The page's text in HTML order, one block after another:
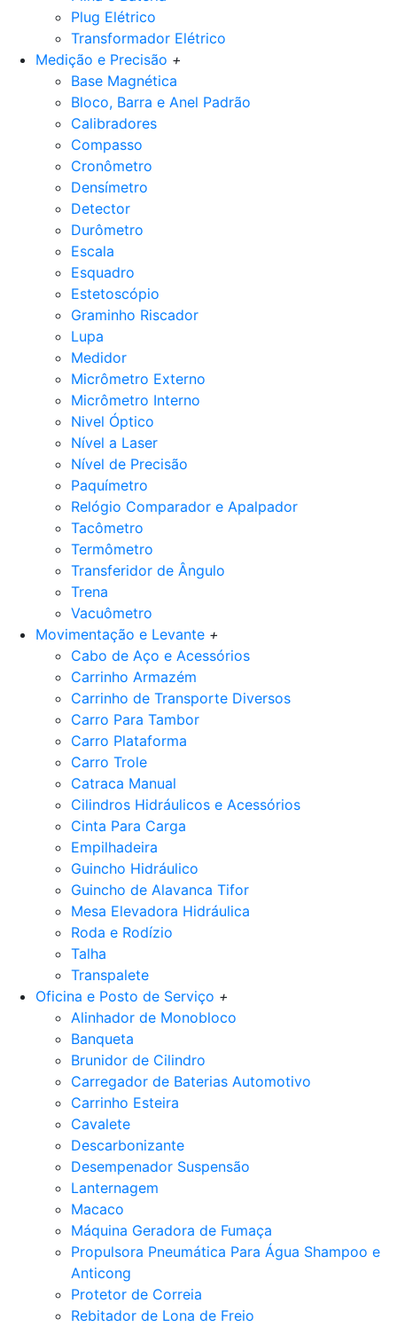
Plug Elétrico
Transformador Elétrico
Medição e Precisão +
Base Magnética
Bloco, Barra e Anel Padrão
Calibradores
Compasso
Cronômetro
Densímetro
Detector
Durômetro
Escala
Esquadro
Estetoscópio
Graminho Riscador
Lupa
Medidor
Micrômetro Externo
Micrômetro Interno
Nivel Óptico
Nível a Laser
Nível de Precisão
Paquímetro
Relógio Comparador e Apalpador
Tacômetro
Termômetro
Transferidor de Ângulo
Trena
Vacuômetro
Movimentação e Levante +
Cabo de Aço e Acessórios
Carrinho Armazém
Carrinho de Transporte Diversos
Carro Para Tambor
Carro Plataforma
Carro Trole
Catraca Manual
Cilindros Hidráulicos e Acessórios
Cinta Para Carga
Empilhadeira
Guincho Hidráulico
Guincho de Alavanca Tifor
Mesa Elevadora Hidráulica
Roda e Rodízio
Talha
Transpalete
Oficina e Posto de Serviço +
Alinhador de Monobloco
Banqueta
Brunidor de Cilindro
Carregador de Baterias Automotivo
Carrinho Esteira
Cavalete
Descarbonizante
Desempenador Suspensão
Lanternagem
Macaco
Máquina Geradora de Fumaça
Propulsora Pneumática Para Água Shampoo e
Anticong
Protetor de Correia
Rebitador de Lona de Freio